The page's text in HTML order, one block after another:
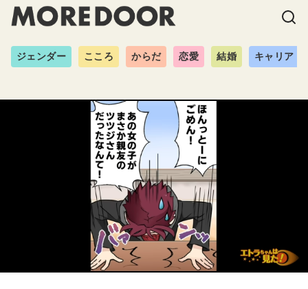
ジェンダー こころ からだ 恋愛 結婚 キャリア